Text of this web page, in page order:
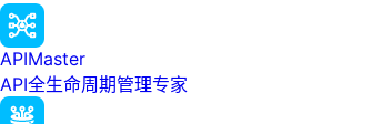
APIMaster
API全生命周期管理专家